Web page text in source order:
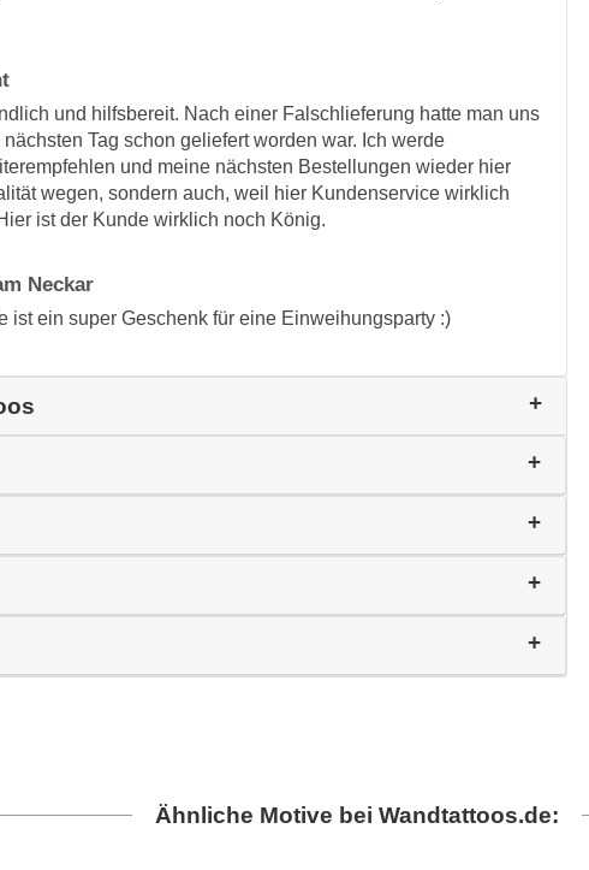
und hilfsbereit. Nach einer Falschlieferung hatte man uns
Tag schon geliefert worden war. Ich werde
und meine nächsten Bestellungen wieder hier
wegen, sondern auch, weil hier Kundenservice wirklich
ist der Kunde wirklich noch König.
Neckar
ist ein super Geschenk für eine Einweihungsparty :)
Ähnliche Motive bei Wandtattoos.de: